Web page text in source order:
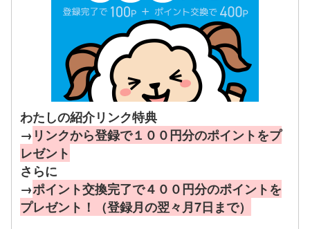
わたしの紹介リンク特典
→ リンクから登録で１００円分のポイントをプ
レゼント
さらに
→ポイント交換完了で４００円分のポイントを
プレゼント！（登録月の翌々月7日まで）